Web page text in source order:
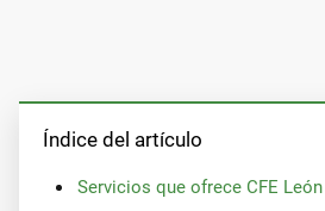
Índice del artículo
Servicios que ofrece CFE León